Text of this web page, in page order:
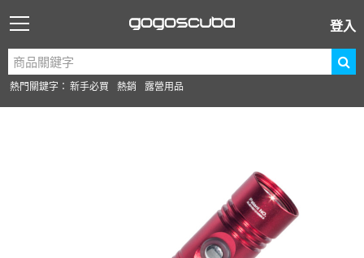
登入
熱門關鍵字： 新手必買 熱銷 露營用品